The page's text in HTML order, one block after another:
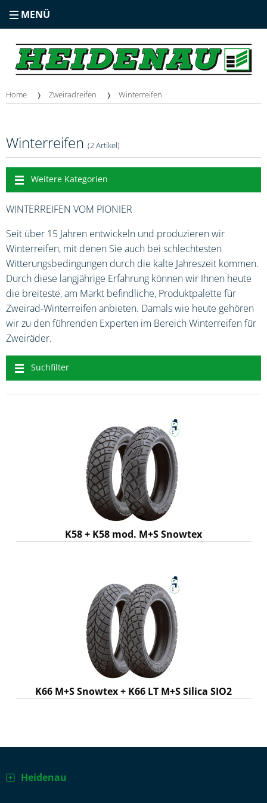
MENÜ
Home Zweiradreifen Winterreifen
Winterreifen (2 Artikel)
Weitere Kategorien
WINTERREIFEN VOM PIONIER
Seit über 15 Jahren entwickeln und produzieren wir
Winterreifen, mit denen Sie auch bei schlechtesten
Witterungsbedingungen durch die kalte Jahreszeit kommen.
Durch diese langjährige Erfahrung können wir Ihnen heute
die breiteste, am Markt befindliche, Produktpalette für
Zweirad-Winterreifen anbieten. Damals wie heute gehören
wir zu den führenden Experten im Bereich Winterreifen für
Zweiräder.
Suchfilter
K58 + K58 mod. M+S Snowtex
K66 M+S Snowtex + K66 LT M+S Silica SIO2
Heidenau